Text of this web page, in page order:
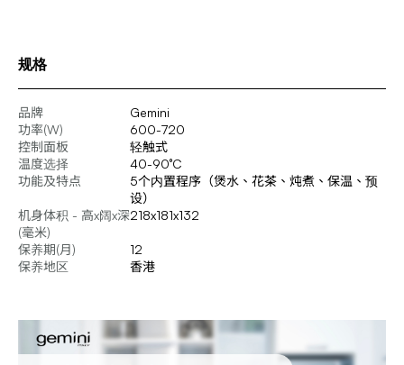
规格
品牌
Gemini
功率(W)
600-720
控制面板
轻触式
温度选择
40-90°C
功能及特点
5个内置程序（煲水、花茶、炖煮、保温、预
设）
机身体积 - 高x阔x深
(毫米)
218x181x132
保养期(月)
12
保养地区
香港